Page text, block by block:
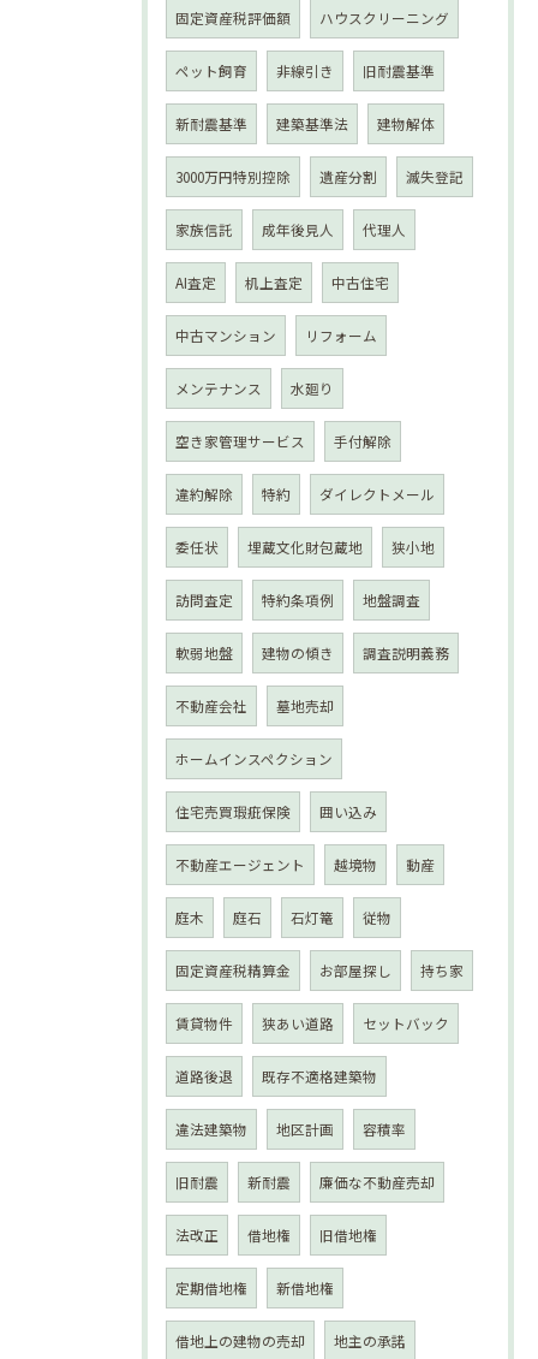
固定資産税評価額 ハウスクリーニング
ペット飼育 非線引き 旧耐震基準
新耐震基準 建築基準法 建物解体
3000万円特別控除 遺産分割 滅失登記
家族信託 成年後見人 代理人
AI査定 机上査定 中古住宅
中古マンション リフォーム
メンテナンス 水廻り
空き家管理サービス 手付解除
違約解除 特約 ダイレクトメール
委任状 埋蔵文化財包蔵地 狭小地
訪問査定 特約条項例 地盤調査
軟弱地盤 建物の傾き 調査説明義務
不動産会社 墓地売却
ホームインスペクション
住宅売買瑕疵保険 囲い込み
不動産エージェント 越境物 動産
庭木 庭石 石灯篭 従物
固定資産税精算金 お部屋探し 持ち家
賃貸物件 狭あい道路 セットバック
道路後退 既存不適格建築物
違法建築物 地区計画 容積率
旧耐震 新耐震 廉価な不動産売却
法改正 借地権 旧借地権
定期借地権 新借地権
借地上の建物の売却 地主の承諾